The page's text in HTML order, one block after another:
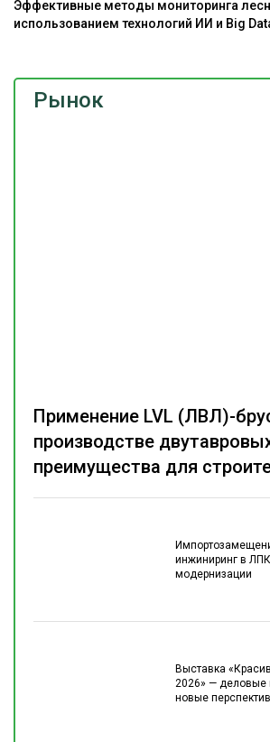
Рынок
инжиниринг в
модернизации
Выставка
2026» — деловые
новые
Применение LVL (ЛВЛ)-
производстве
преимущества для
Эффективные методы мониторинга
использованием технологий ИИ и Big